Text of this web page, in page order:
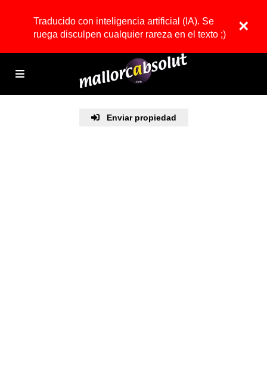
Traducido con inteligencia artificial (IA). Se
ruega disculpen cualquier rareza en el texto ;)
×
Enviar propiedad